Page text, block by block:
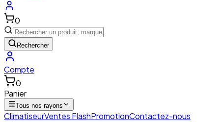
0
Rechercher
Compte
0
Panier
Tous nos rayons
ClimatiseurVentes FlashPromotionContactez-nous